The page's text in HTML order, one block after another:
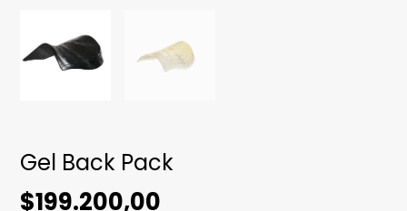
Gel Back Pack
$199.200,00